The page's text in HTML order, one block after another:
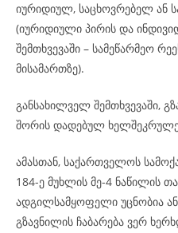
იურიდიულ, საცხოვრებელ ან
(იურიდიული პირის და
შემთხვევაში – სამეწარმეო
მისამართზე).
განსახილველ შემთხვევაში,
შორის დადებულ
ამასთან, საქართველოს
184-ე მუხლის მე-4 ნაწილის
ადგილსამყოფელი უცნობია
გზავნილის ჩაბარება ვერ